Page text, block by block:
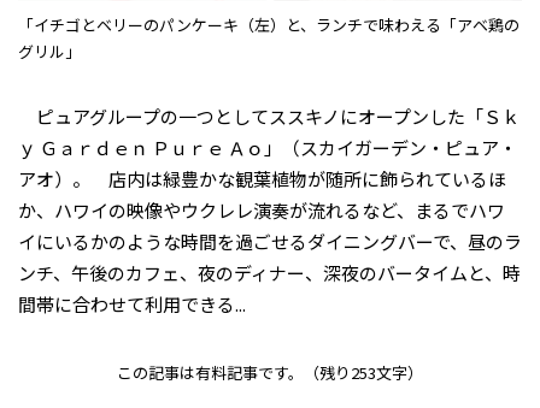
「イチゴとベリーのパンケーキ（左）と、ランチで味わえる「アベ鶏の
グリル」
ピュアグループの一つとしてススキノにオープンした「Ｓｋ
ｙ Ｇａｒｄｅｎ Ｐｕｒｅ Ａｏ」（スカイガーデン・ピュア・
アオ）。 店内は緑豊かな観葉植物が随所に飾られているほ
か、ハワイの映像やウクレレ演奏が流れるなど、まるでハワ
イにいるかのような時間を過ごせるダイニングバーで、昼のラ
ンチ、午後のカフェ、夜のディナー、深夜のバータイムと、時
間帯に合わせて利用できる...
この記事は有料記事です。 （残り253文字）